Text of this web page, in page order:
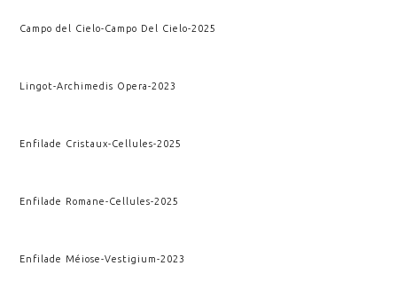
Campo del Cielo-Campo Del Cielo-2025
Lingot-Archimedis Opera-2023
Enfilade Cristaux-Cellules-2025
Enfilade Romane-Cellules-2025
Enfilade Méiose-Vestigium-2023